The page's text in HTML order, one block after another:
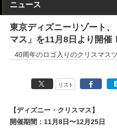
ニュース
東京ディズニーリゾート
マス」を11月8日より開催！
40周年のロゴ入りのクリスマス
リスト
【ディズニー・クリスマス】
開催期間：11月8日〜12月25日